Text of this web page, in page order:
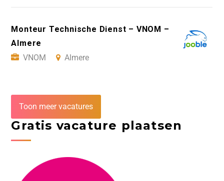
Monteur Technische Dienst – VNOM –
Almere
VNOM
Almere
Toon meer vacatures
Gratis vacature plaatsen